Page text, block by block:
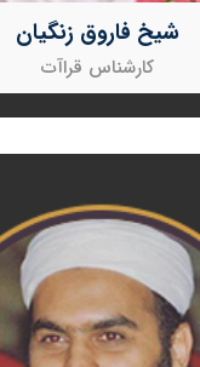
شیخ فاروق زنگیان
کارشناس قراآت